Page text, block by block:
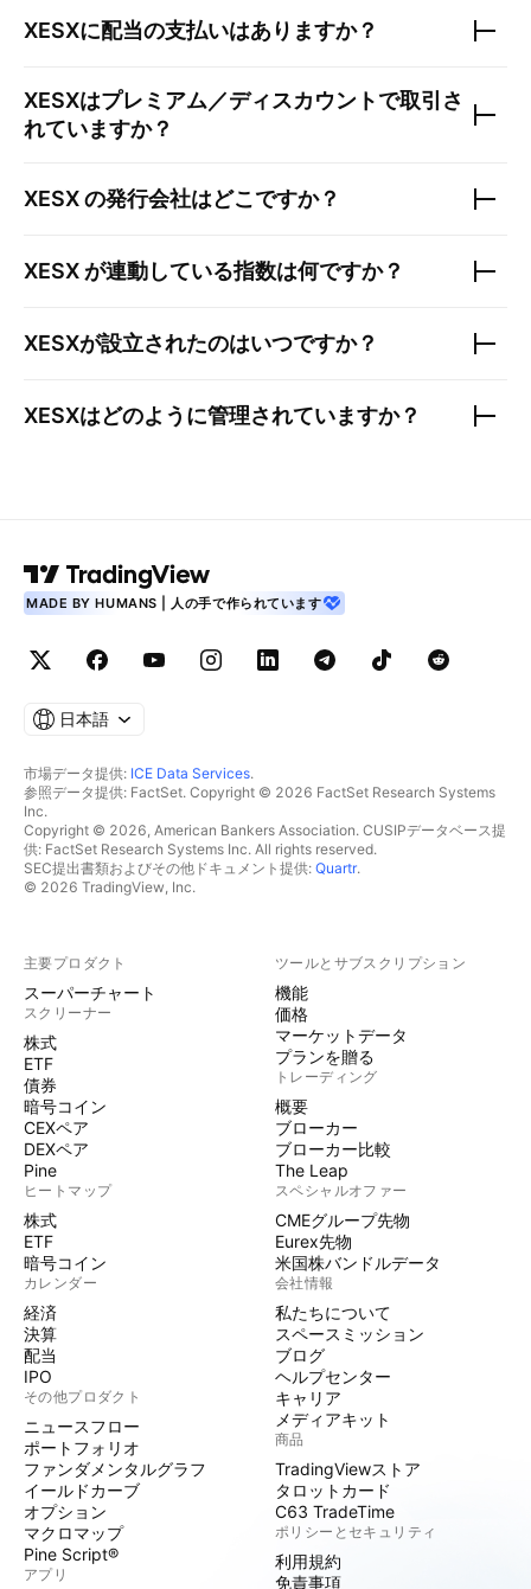
XESXに配当の支払いはありますか？
XESXはプレミアム／ディスカウントで取引さ
れていますか？
XESXの発行会社はどこですか？
XESX が連動している指数は何ですか？
XESXが設立されたのはいつですか？
XESXはどのように管理されていますか？
MADE BY HUMANS | 人の手で作られています
日本語
市場データ提供: ICE Data Services.
参照データ提供: FactSet. Copyright © 2026 FactSet Research Systems
Inc.
Copyright © 2026, American Bankers Association. CUSIPデータベース提
供: FactSet Research Systems Inc. All rights reserved.
SEC提出書類およびその他ドキュメント提供: Quartr.
© 2026 TradingView, Inc.
主要プロダクト
スーパーチャート
スクリーナー
株式
ETF
債券
暗号コイン
CEXペア
DEXペア
Pine
ヒートマップ
株式
ETF
暗号コイン
カレンダー
経済
決算
配当
IPO
その他プロダクト
ニュースフロー
ポートフォリオ
ファンダメンタルグラフ
イールドカーブ
オプション
マクロマップ
Pine Script®
アプリ
ツールとサブスクリプション
機能
価格
マーケットデータ
プランを贈る
トレーディング
概要
ブローカー
ブローカー比較
The Leap
スペシャルオファー
CMEグループ先物
Eurex先物
米国株バンドルデータ
会社情報
私たちについて
スペースミッション
ブログ
ヘルプセンター
キャリア
メディアキット
商品
TradingViewストア
タロットカード
C63 TradeTime
ポリシーとセキュリティ
利用規約
免責事項